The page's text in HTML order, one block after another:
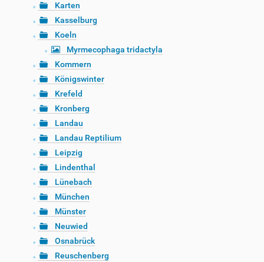
Karten
Kasselburg
Koeln
Myrmecophaga tridactyla
Kommern
Königswinter
Krefeld
Kronberg
Landau
Landau Reptilium
Leipzig
Lindenthal
Lünebach
München
Münster
Neuwied
Osnabrück
Reuschenberg